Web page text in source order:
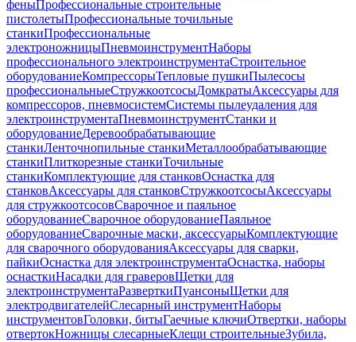
феныПрофессиональные строительные
пистолетыПрофессиональные точильные
станкиПрофессиональные
электроножницыПневмоинструментНаборы
профессионального электроинструментаСтроительное
оборудованиеКомпрессорыТепловые пушкиПылесосы
профессиональныеСтружкоотсосыДомкратыАксессуары для
компрессоров, пневмосистемСистемы пылеудаления для
электроинструментаПневмоинструментСтанки и
оборудованиеДеревообрабатывающие
станкиЛенточнопильные станкиМеталлообрабатывающие
станкиПлиткорезные станкиТочильные
станкиКомплектующие для станковОснастка для
станковАксессуары для станковСтружкоотсосыАксессуары
для стружкоотсосовСварочное и паяльное
оборудованиеСварочное оборудованиеПаяльное
оборудованиеСварочные маски, аксессуарыКомплектующие
для сварочного оборудованияАксессуары для сварки,
пайкиОснастка для электроинструментаОснастка, наборы
оснасткиНасадки для граверовЩетки для
электроинструментаРазверткиПуансоныЩетки для
электродвигателейСлесарный инструментНаборы
инструментовГоловки, битыГаечные ключиОтвертки, наборы
отвертокНожницы слесарныеКлещи строительныеЗубила,